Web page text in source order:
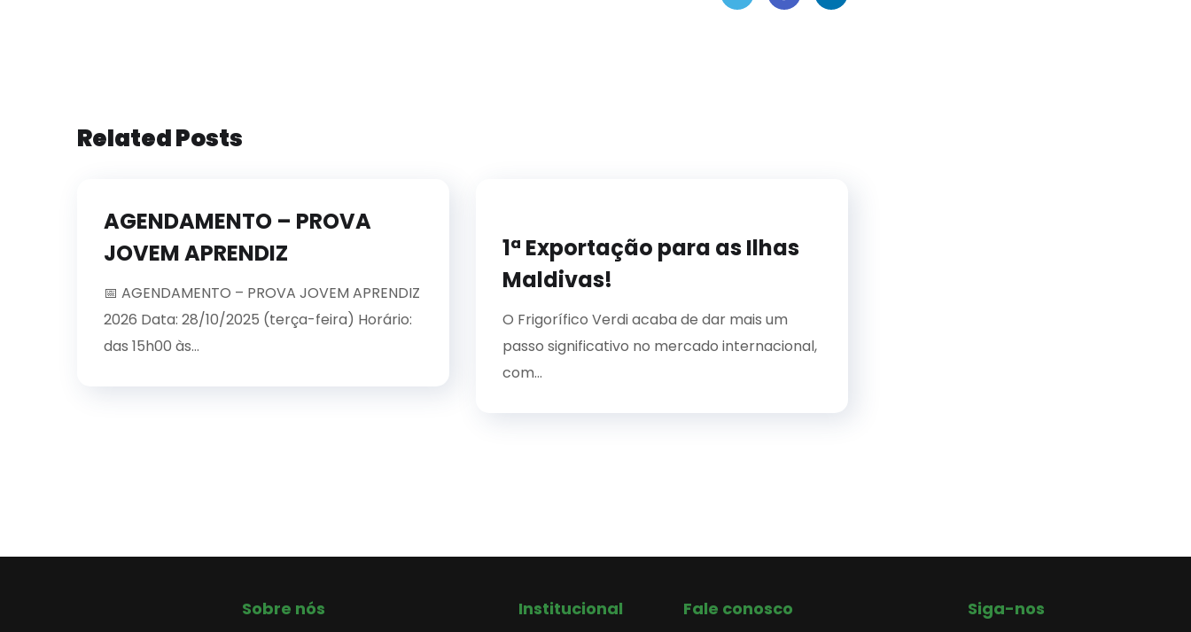
Related Posts
AGENDAMENTO – PROVA
JOVEM APRENDIZ
📅 AGENDAMENTO – PROVA JOVEM APRENDIZ
2026 Data: 28/10/2025 (terça-feira) Horário:
das 15h00 às...
1ª Exportação para as Ilhas
Maldivas!
O Frigorífico Verdi acaba de dar mais um
passo significativo no mercado internacional,
com...
Sobre nós Institucional Fale conosco Siga-nos